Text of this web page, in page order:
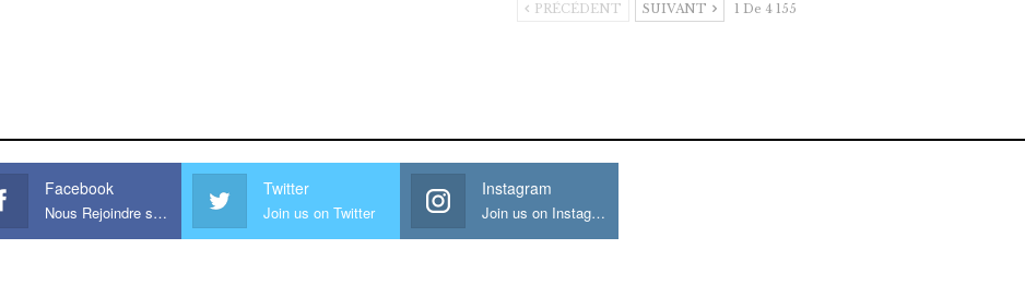
PRÉCÉDENT SUIVANT 1 De 4 155
Facebook
Nous Rejoindre sur Facebook
Twitter
Join us on Twitter
Instagram
Join us on Instagram